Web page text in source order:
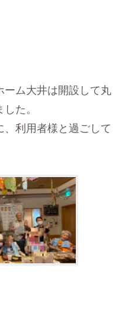
ーム大井は開設して丸
た。
、利用者様と過ごして